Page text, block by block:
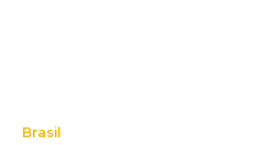
Brasil